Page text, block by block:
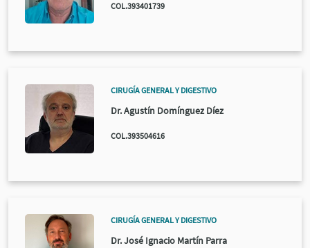
COL.393401739
CIRUGÍA GENERAL Y DIGESTIVO
Dr. Agustín Domínguez Díez
COL.393504616
CIRUGÍA GENERAL Y DIGESTIVO
Dr. José Ignacio Martín Parra